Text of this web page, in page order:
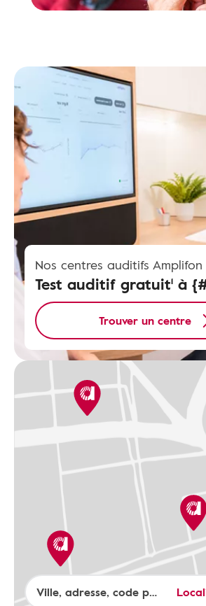
Nos centres auditifs Amplifon
Test auditif gratuit¹ à
Trouver un centre